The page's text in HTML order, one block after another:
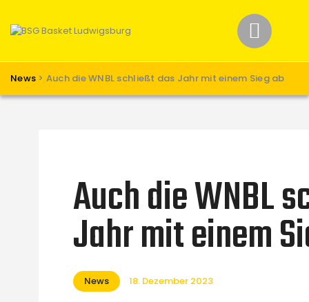
News > Auch die WNBL schließt das Jahr mit einem Sieg ab
News
Verein
Teams W
Auch die WNBL
Jahr mit einem
News 18. Dezember 2023